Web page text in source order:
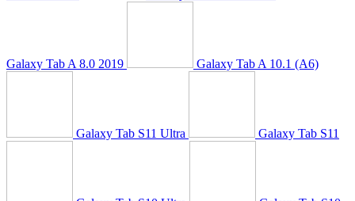
Galaxy Tab A 8.0 2019 Galaxy Tab A 10.1 (A6)
Galaxy Tab S11 Ultra Galaxy Tab S11